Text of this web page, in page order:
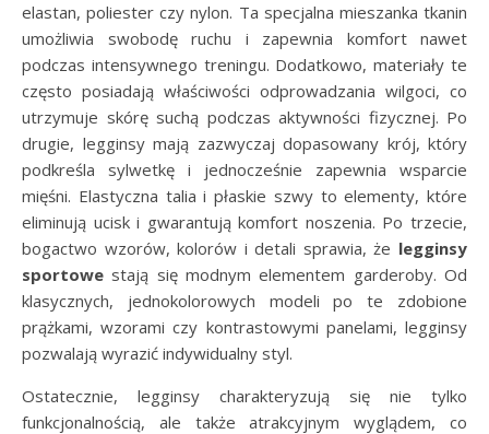
elastan, poliester czy nylon. Ta specjalna mieszanka tkanin
umożliwia swobodę ruchu i zapewnia komfort nawet
podczas intensywnego treningu. Dodatkowo, materiały te
często posiadają właściwości odprowadzania wilgoci, co
utrzymuje skórę suchą podczas aktywności fizycznej. Po
drugie, legginsy mają zazwyczaj dopasowany krój, który
podkreśla sylwetkę i jednocześnie zapewnia wsparcie
mięśni. Elastyczna talia i płaskie szwy to elementy, które
eliminują ucisk i gwarantują komfort noszenia. Po trzecie,
bogactwo wzorów, kolorów i detali sprawia, że legginsy
sportowe stają się modnym elementem garderoby. Od
klasycznych, jednokolorowych modeli po te zdobione
prążkami, wzorami czy kontrastowymi panelami, legginsy
pozwalają wyrazić indywidualny styl.
Ostatecznie, legginsy charakteryzują się nie tylko
funkcjonalnością, ale także atrakcyjnym wyglądem, co